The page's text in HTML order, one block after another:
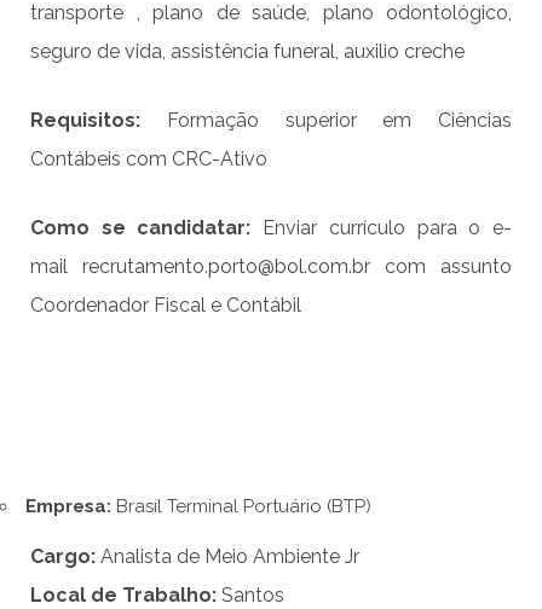
transporte , plano de saúde, plano odontológico,
seguro de vida, assistência funeral, auxilio creche
Requisitos:
Formação superior em Ciências
Contábeis com CRC-Ativo
Como se candidatar:
Enviar currículo para o e-
mail recrutamento.porto@bol.com.br com assunto
Coordenador Fiscal e Contábil
Empresa: Brasil Terminal Portuário (BTP)
Cargo: Analista de Meio Ambiente Jr
Local de Trabalho: Santos